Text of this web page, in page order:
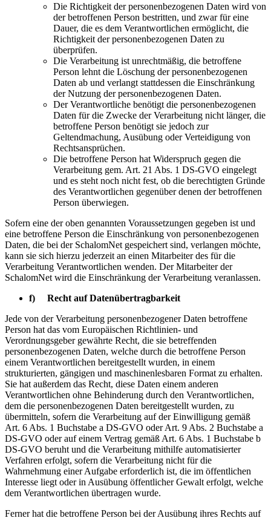
Die Richtigkeit der personenbezogenen Daten wird von
der betroffenen Person bestritten, und zwar für eine
Dauer, die es dem Verantwortlichen ermöglicht, die
Richtigkeit der personenbezogenen Daten zu
überprüfen.
Die Verarbeitung ist unrechtmäßig, die betroffene
Person lehnt die Löschung der personenbezogenen
Daten ab und verlangt stattdessen die Einschränkung
der Nutzung der personenbezogenen Daten.
Der Verantwortliche benötigt die personenbezogenen
Daten für die Zwecke der Verarbeitung nicht länger, die
betroffene Person benötigt sie jedoch zur
Geltendmachung, Ausübung oder Verteidigung von
Rechtsansprüchen.
Die betroffene Person hat Widerspruch gegen die
Verarbeitung gem. Art. 21 Abs. 1 DS-GVO eingelegt
und es steht noch nicht fest, ob die berechtigten Gründe
des Verantwortlichen gegenüber denen der betroffenen
Person überwiegen.
Sofern eine der oben genannten Voraussetzungen gegeben ist und
eine betroffene Person die Einschränkung von personenbezogenen
Daten, die bei der SchalomNet gespeichert sind, verlangen möchte,
kann sie sich hierzu jederzeit an einen Mitarbeiter des für die
Verarbeitung Verantwortlichen wenden. Der Mitarbeiter der
SchalomNet wird die Einschränkung der Verarbeitung veranlassen.
f) Recht auf Datenübertragbarkeit
Jede von der Verarbeitung personenbezogener Daten betroffene
Person hat das vom Europäischen Richtlinien- und
Verordnungsgeber gewährte Recht, die sie betreffenden
personenbezogenen Daten, welche durch die betroffene Person
einem Verantwortlichen bereitgestellt wurden, in einem
strukturierten, gängigen und maschinenlesbaren Format zu erhalten.
Sie hat außerdem das Recht, diese Daten einem anderen
Verantwortlichen ohne Behinderung durch den Verantwortlichen,
dem die personenbezogenen Daten bereitgestellt wurden, zu
übermitteln, sofern die Verarbeitung auf der Einwilligung gemäß
Art. 6 Abs. 1 Buchstabe a DS-GVO oder Art. 9 Abs. 2 Buchstabe a
DS-GVO oder auf einem Vertrag gemäß Art. 6 Abs. 1 Buchstabe b
DS-GVO beruht und die Verarbeitung mithilfe automatisierter
Verfahren erfolgt, sofern die Verarbeitung nicht für die
Wahrnehmung einer Aufgabe erforderlich ist, die im öffentlichen
Interesse liegt oder in Ausübung öffentlicher Gewalt erfolgt, welche
dem Verantwortlichen übertragen wurde.
Ferner hat die betroffene Person bei der Ausübung ihres Rechts auf